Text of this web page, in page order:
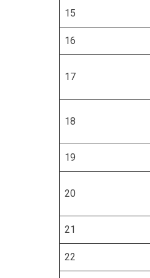
15
16
17
18
19
20
21
22